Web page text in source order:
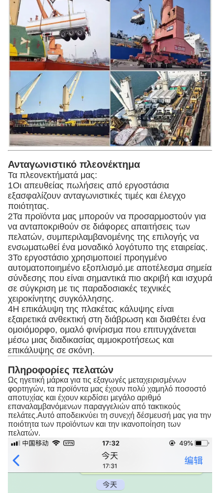
Ανταγωνιστικό πλεονέκτημα
Τα πλεονεκτήματά μας:
1Οι απευθείας πωλήσεις από εργοστάσια
εξασφαλίζουν ανταγωνιστικές τιμές και έλεγχο
ποιότητας.
2Τα προϊόντα μας μπορούν να προσαρμοστούν για
να ανταποκριθούν σε διάφορες απαιτήσεις των
πελατών, συμπεριλαμβανομένης της επιλογής να
ενσωματωθεί ένα μοναδικό λογότυπο της εταιρείας.
3Το εργοστάσιο χρησιμοποιεί προηγμένο
αυτοματοποιημένο εξοπλισμό.με αποτέλεσμα σημεία
σύνδεσης που είναι σημαντικά πιο ακριβή και ισχυρά
σε σύγκριση με τις παραδοσιακές τεχνικές
χειροκίνητης συγκόλλησης.
4Η επικάλυψη της πλακέτας κάλυψης είναι
εξαιρετικά ανθεκτική στη διάβρωση και διαθέτει ένα
ομοιόμορφο, ομαλό φινίρισμα που επιτυγχάνεται
μέσω μιας διαδικασίας αμμοκροτήσεως και
επικάλυψης σε σκόνη.
Πληροφορίες πελατών
Ως ηγετική μάρκα για τις εξαγωγές μεταχειρισμένων
φορτηγών, τα προϊόντα μας έχουν πολύ χαμηλό ποσοστό
αποτυχίας και έχουν κερδίσει μεγάλο αριθμό
επαναλαμβανόμενων παραγγελιών από τακτικούς
πελάτες.Αυτό αποδεικνύει τη συνεχή δέσμευσή μας για την
ποιότητα των προϊόντων και την ικανοποίηση των
πελατών.